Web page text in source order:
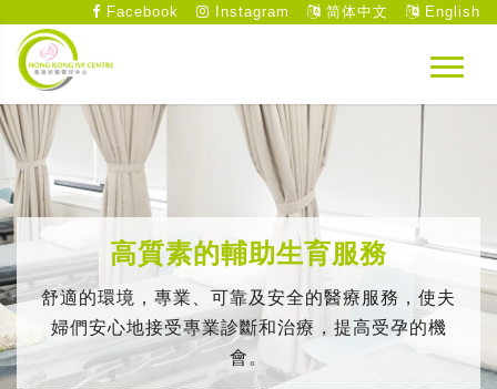
Facebook Instagram 简体中文 English
高質素的輔助生育服務
舒適的環境，專業、可靠及安全的醫療服務，使夫
婦們安心地接受專業診斷和治療，提高受孕的機
會。